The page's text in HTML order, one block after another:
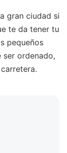
gran ciudad si
te da tener tu
pequeños
ser ordenado,